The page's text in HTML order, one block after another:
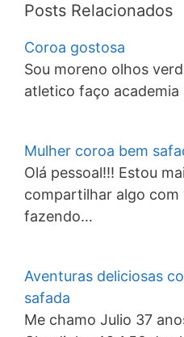
Posts Relacionados
Coroa gostosa
Sou moreno olhos
atletico faço
Mulher coroa bem
Olá pessoal!!! Estou
compartilhar algo com
fazendo…
Aventuras deliciosas
safada
Me chamo Julio 37